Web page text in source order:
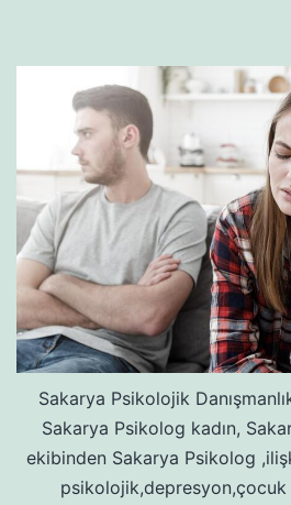
Sakarya Psikolojik
Sakarya Psikolog kadın,
ekibinden Sakarya Psikolog